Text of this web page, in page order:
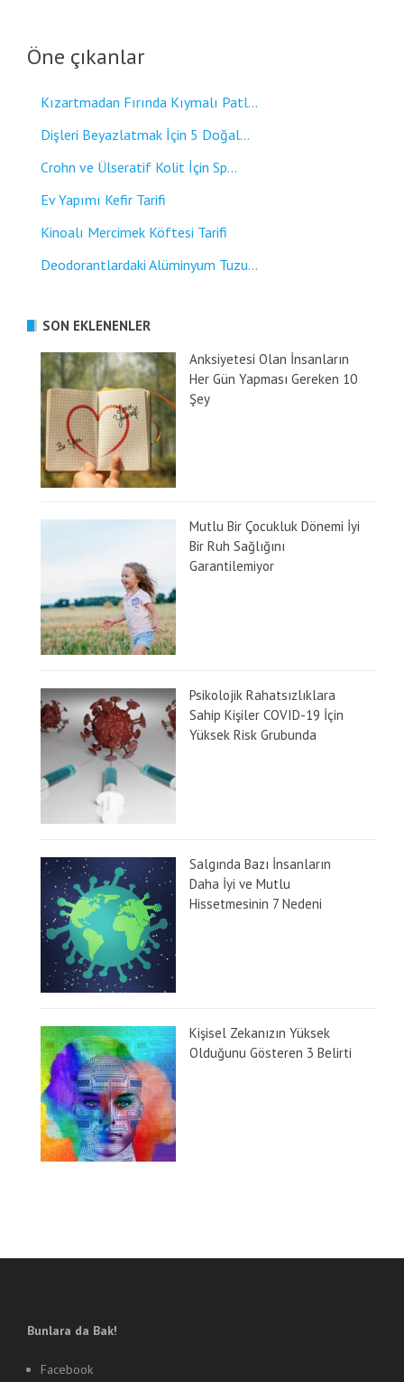
Öne çıkanlar
Kızartmadan Fırında Kıymalı Patl...
Dişleri Beyazlatmak İçin 5 Doğal...
Crohn ve Ülseratif Kolit İçin Sp...
Ev Yapımı Kefir Tarifi
Kinoalı Mercimek Köftesi Tarifi
Deodorantlardaki Alüminyum Tuzu...
SON EKLENENLER
Anksiyetesi Olan İnsanların
Her Gün Yapması Gereken 10
Şey
Mutlu Bir Çocukluk Dönemi İyi
Bir Ruh Sağlığını
Garantilemiyor
Psikolojik Rahatsızlıklara
Sahip Kişiler COVID-19 İçin
Yüksek Risk Grubunda
Salgında Bazı İnsanların
Daha İyi ve Mutlu
Hissetmesinin 7 Nedeni
Kişisel Zekanızın Yüksek
Olduğunu Gösteren 3 Belirti
Bunlara da Bak!
Facebook